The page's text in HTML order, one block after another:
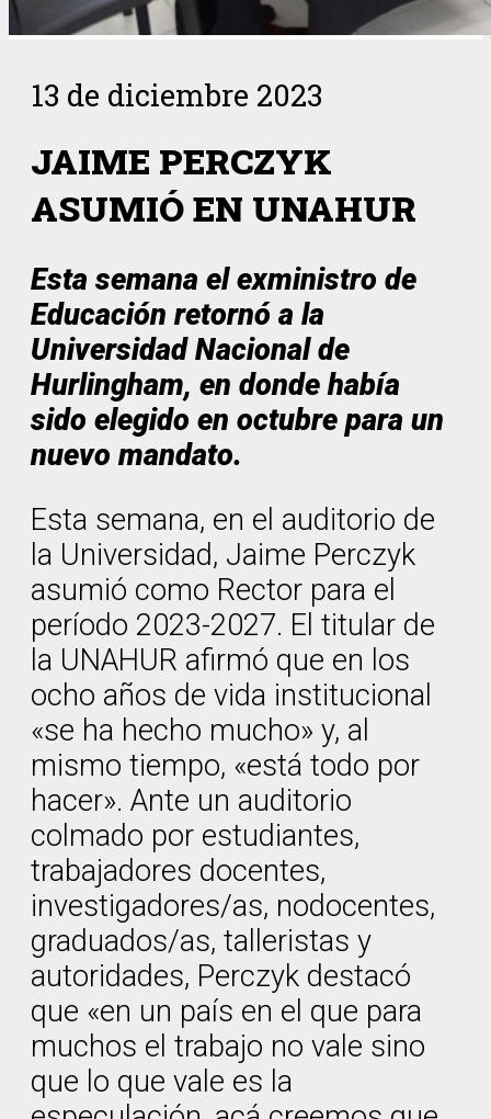
13 de diciembre 2023
JAIME PERCZYK
ASUMIÓ EN UNAHUR
Esta semana el exministro de
Educación retornó a la
Universidad Nacional de
Hurlingham, en donde había
sido elegido en octubre para un
nuevo mandato.
Esta semana, en el auditorio de
la Universidad, Jaime Perczyk
asumió como Rector para el
período 2023-2027. El titular de
la UNAHUR afirmó que en los
ocho años de vida institucional
«se ha hecho mucho» y, al
mismo tiempo, «está todo por
hacer». Ante un auditorio
colmado por estudiantes,
trabajadores docentes,
investigadores/as, nodocentes,
graduados/as, talleristas y
autoridades, Perczyk destacó
que «en un país en el que para
muchos el trabajo no vale sino
que lo que vale es la